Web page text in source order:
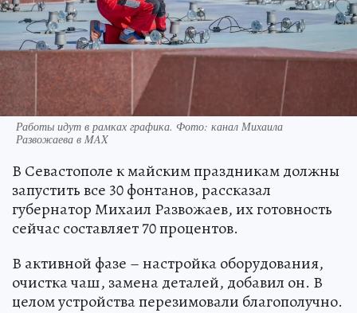
Работы идут в рамках графика. Фото: канал Михаила
Развожаева в MAX
В Севастополе к майским праздникам должны
запустить все 30 фонтанов, рассказал
губернатор Михаил Развожаев, их готовность
сейчас составляет 70 процентов.
В активной фазе – настройка оборудования,
очистка чаш, замена деталей, добавил он. В
целом устройства перезимовали благополучно.